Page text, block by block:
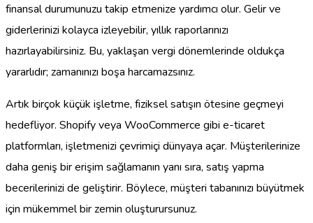
finansal durumunuzu takip etmenize yardımcı olur. Gelir ve
giderlerinizi kolayca izleyebilir, yıllık raporlarınızı
hazırlayabilirsiniz. Bu, yaklaşan vergi dönemlerinde oldukça
yararlıdır; zamanınızı boşa harcamazsınız.
Artık birçok küçük işletme, fiziksel satışın ötesine geçmeyi
hedefliyor. Shopify veya WooCommerce gibi e-ticaret
platformları, işletmenizi çevrimiçi dünyaya açar. Müşterilerinize
daha geniş bir erişim sağlamanın yanı sıra, satış yapma
becerilerinizi de geliştirir. Böylece, müşteri tabanınızı büyütmek
için mükemmel bir zemin oluşturursunuz.